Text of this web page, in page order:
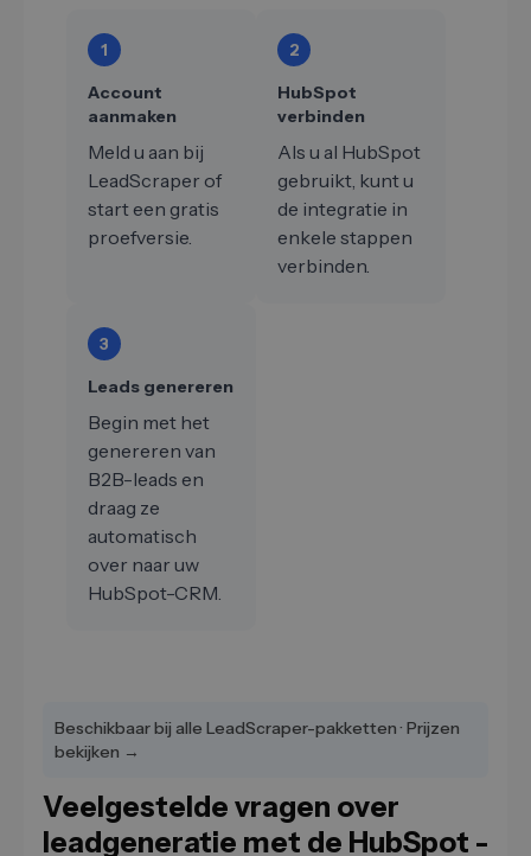
1
Account
aanmaken
Meld u aan bij
LeadScraper of
start een gratis
proefversie.
2
HubSpot
verbinden
Als u al HubSpot
gebruikt, kunt u
de integratie in
enkele stappen
verbinden.
3
Leads genereren
Begin met het
genereren van
B2B-leads en
draag ze
automatisch
over naar uw
HubSpot-CRM.
Beschikbaar bij alle LeadScraper-pakketten · Prijzen
bekijken →
Veelgestelde vragen over
leadgeneratie met de HubSpot -